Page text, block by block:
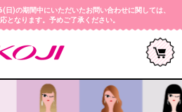
)の期間中にいただいたお問い合わせに関しては、
となります。予めご了承ください。